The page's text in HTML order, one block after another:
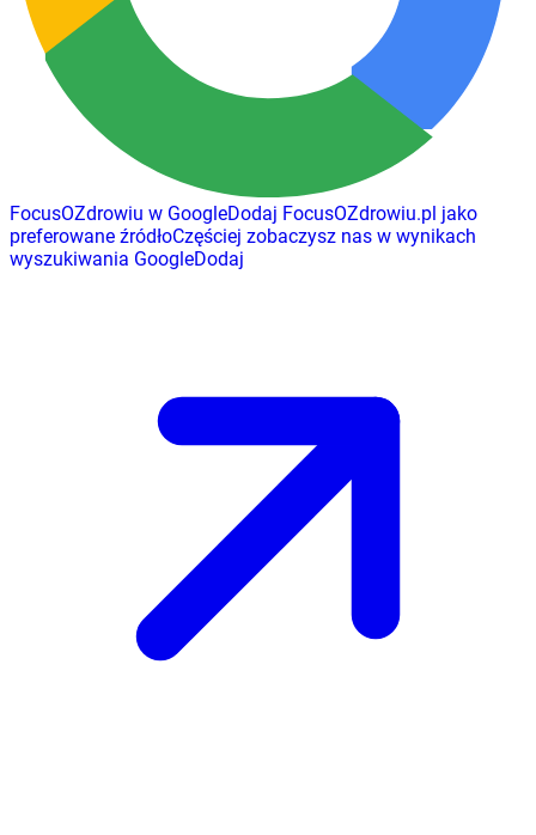
FocusOZdrowiu w GoogleDodaj FocusOZdrowiu.pl jako
preferowane źródłoCzęściej zobaczysz nas w wynikach
wyszukiwania GoogleDodaj